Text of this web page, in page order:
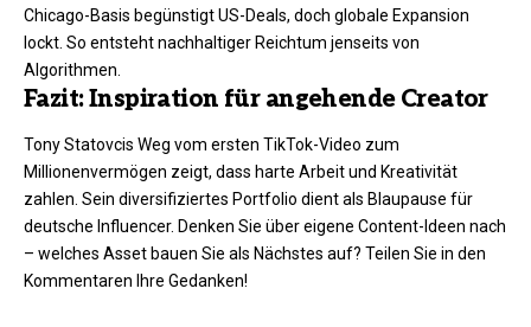
Chicago-Basis begünstigt US-Deals, doch globale Expansion
lockt. So entsteht nachhaltiger Reichtum jenseits von
Algorithmen.​
Fazit: Inspiration für angehende Creator
Tony Statovcis Weg vom ersten TikTok-Video zum
Millionenvermögen zeigt, dass harte Arbeit und Kreativität
zahlen. Sein diversifiziertes Portfolio dient als Blaupause für
deutsche Influencer. Denken Sie über eigene Content-Ideen nach
– welches Asset bauen Sie als Nächstes auf? Teilen Sie in den
Kommentaren Ihre Gedanken!